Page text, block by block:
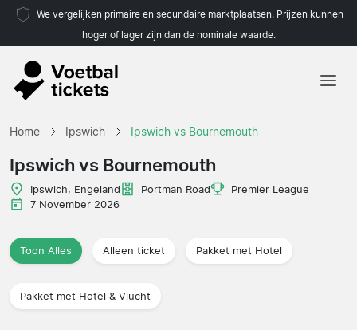
We vergelijken primaire en secundaire marktplaatsen. Prijzen kunnen
hoger of lager zijn dan de nominale waarde.
Home Ipswich Ipswich vs Bournemouth
Ipswich vs Bournemouth
Ipswich, Engeland Portman Road
Premier League
7 November 2026
Toon Alles Alleen ticket Pakket met Hotel
Pakket met Hotel & Vlucht